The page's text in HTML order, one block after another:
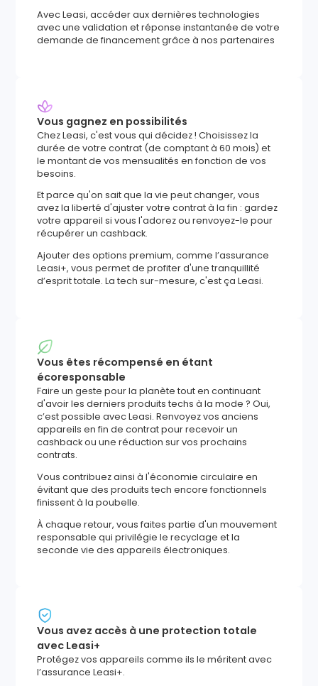
Avec Leasi, accéder aux dernières technologies
avec une validation et réponse instantanée de votre
demande de financement grâce à nos partenaires
Vous gagnez en possibilités
Chez Leasi, c'est vous qui décidez ! Choisissez la
durée de votre contrat (de comptant à 60 mois) et
le montant de vos mensualités en fonction de vos
besoins.
Et parce qu'on sait que la vie peut changer, vous
avez la liberté d'ajuster votre contrat à la fin : gardez
votre appareil si vous l'adorez ou renvoyez-le pour
récupérer un cashback.
Ajouter des options premium, comme l’assurance
Leasi+, vous permet de profiter d'une tranquillité
d’esprit totale. La tech sur-mesure, c'est ça Leasi.
Vous êtes récompensé en étant
écoresponsable
Faire un geste pour la planète tout en continuant
d'avoir les derniers produits techs à la mode ? Oui,
c’est possible avec Leasi. Renvoyez vos anciens
appareils en fin de contrat pour recevoir un
cashback ou une réduction sur vos prochains
contrats.
Vous contribuez ainsi à l'économie circulaire en
évitant que des produits tech encore fonctionnels
finissent à la poubelle.
À chaque retour, vous faites partie d'un mouvement
responsable qui privilégie le recyclage et la
seconde vie des appareils électroniques.
Vous avez accès à une protection totale
avec Leasi+
Protégez vos appareils comme ils le méritent avec
l’assurance Leasi+.